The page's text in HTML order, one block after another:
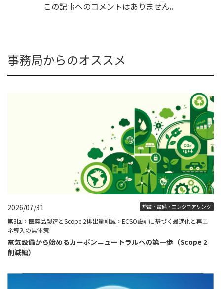
この記事へのコメントはありません。
事務局からのオススメ
2026/07/31 施設・設備・エンジニアリング
第3回：医薬品製造とScope 2排出量削減：ECSO設計に基づく最適化と再エ
ネ導入の具体策
電気設備から始めるカーボンニュートラルへの第一歩（Scope 2
削減編）